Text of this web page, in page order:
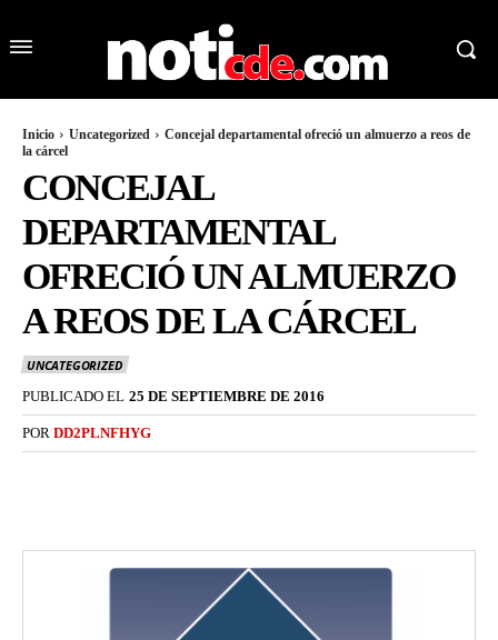
Inicio Uncategorized
Concejal departamental ofreció un almuerzo a reos de
la cárcel
CONCEJAL
DEPARTAMENTAL
OFRECIÓ UN ALMUERZO
A REOS DE LA CÁRCEL
UNCATEGORIZED
PUBLICADO EL 25 DE SEPTIEMBRE DE 2016
POR DD2PLNFHYG